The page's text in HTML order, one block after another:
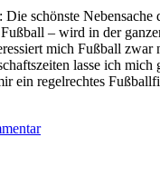
schönste Nebensache
– wird in der
mich Fußball zwar
lasse ich mich
ein regelrechtes